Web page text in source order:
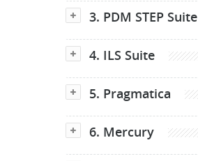
3. PDM STEP Suite
4. ILS Suite
5. Pragmatica
6. Mercury